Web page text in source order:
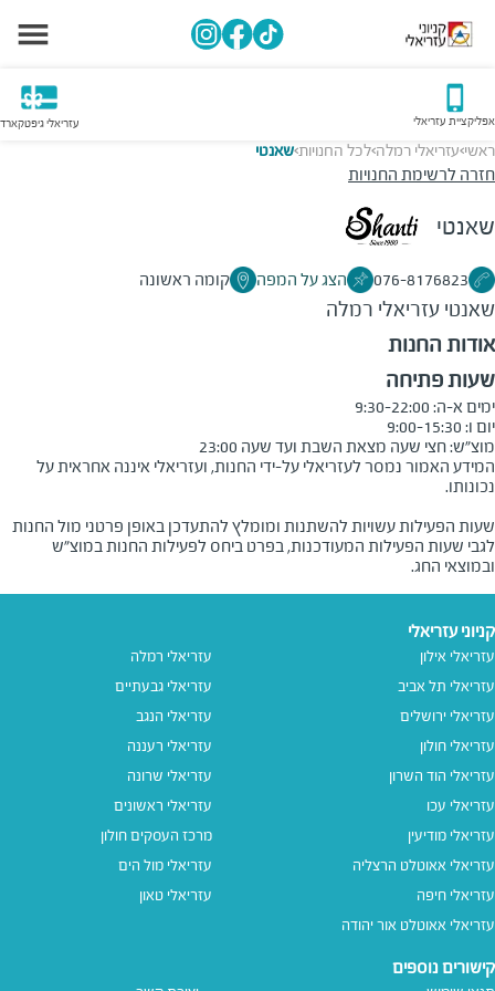
אפליקציית עזריאלי עזריאלי גיפטקארד
ראשי>עזריאלי רמלה>לכל החנויות>שאנטי
חזרה לרשימת החנויות
שאנטי
076-8176823 הצג על המפה קומה ראשונה
שאנטי עזריאלי רמלה
אודות החנות
שעות פתיחה
מוצ״ש: חצי שעה מצאת השבת ועד שעה 23:00
המידע האמור נמסר לעזריאלי על-ידי החנות, ועזריאלי איננה אחראית על
שעות הפעילות עשויות להשתנות ומומלץ להתעדכן באופן פרטני מול החנות
לגבי שעות הפעילות המעודכנות, בפרט ביחס לפעילות החנות במוצ"ש
ובמוצאי החג.
קניוני עזריאלי
עזריאלי אילון
עזריאלי תל אביב
עזריאלי ירושלים
עזריאלי חולון
עזריאלי הוד השרון
עזריאלי עכו
עזריאלי מודיעין
עזריאלי אאוטלט הרצליה
עזריאלי חיפה
עזריאלי אאוטלט אור יהודה
עזריאלי רמלה
עזריאלי גבעתיים
עזריאלי הנגב
עזריאלי רעננה
עזריאלי שרונה
עזריאלי ראשונים
מרכז העסקים חולון
עזריאלי מול הים
עזריאלי טאון
קישורים נוספים